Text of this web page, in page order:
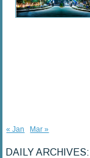
« Jan
Mar »
DAILY ARCHIVES: